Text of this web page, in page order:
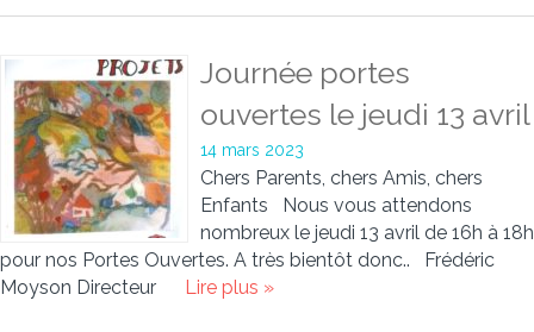
Journée portes
ouvertes le jeudi 13 avril
14 mars 2023
Chers Parents, chers Amis, chers
Enfants Nous vous attendons
nombreux le jeudi 13 avril de 16h à 18h
pour nos Portes Ouvertes. A très bientôt donc.. Frédéric
Moyson Directeur Lire plus »